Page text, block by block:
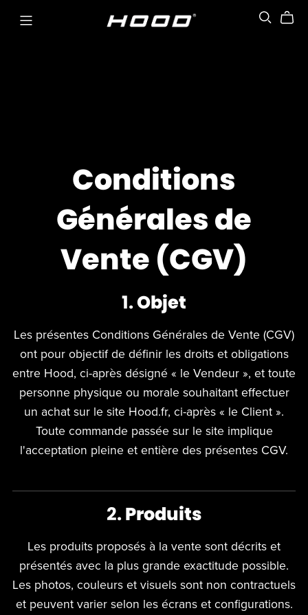
Conditions
Générales de
Vente (CGV)
1.Objet
Les présentes Conditions Générales de Vente (CGV)
ont pour objectif de définir les droits et obligations
entre Hood, ci-après désigné « le Vendeur », et toute
personne physique ou morale souhaitant effectuer
un achat sur le site Hood.fr, ci-après « le Client ».
Toute commande passée sur le site implique
l'acceptation pleine et entière des présentes CGV.
2.Produits
Les produits proposés à la vente sont décrits et
présentés avec la plus grande exactitude possible.
Les photos, couleurs et visuels sont non contractuels
et peuvent varier selon les écrans et configurations.